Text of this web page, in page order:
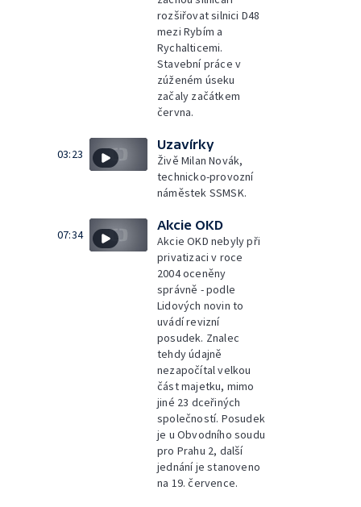
rozšiřovat silnici D48
mezi Rybím a
Rychalticemi.
Stavební práce v
zúženém úseku
začaly začátkem
června.
03:23
Uzavírky
Živě Milan Novák,
technicko-provozní
náměstek SSMSK.
07:34
Akcie OKD
Akcie OKD nebyly při
privatizaci v roce
2004 oceněny
správně - podle
Lidových novin to
uvádí revizní
posudek. Znalec
tehdy údajně
nezapočítal velkou
část majetku, mimo
jiné 23 dceřiných
společností. Posudek
je u Obvodního soudu
pro Prahu 2, další
jednání je stanoveno
na 19. července.